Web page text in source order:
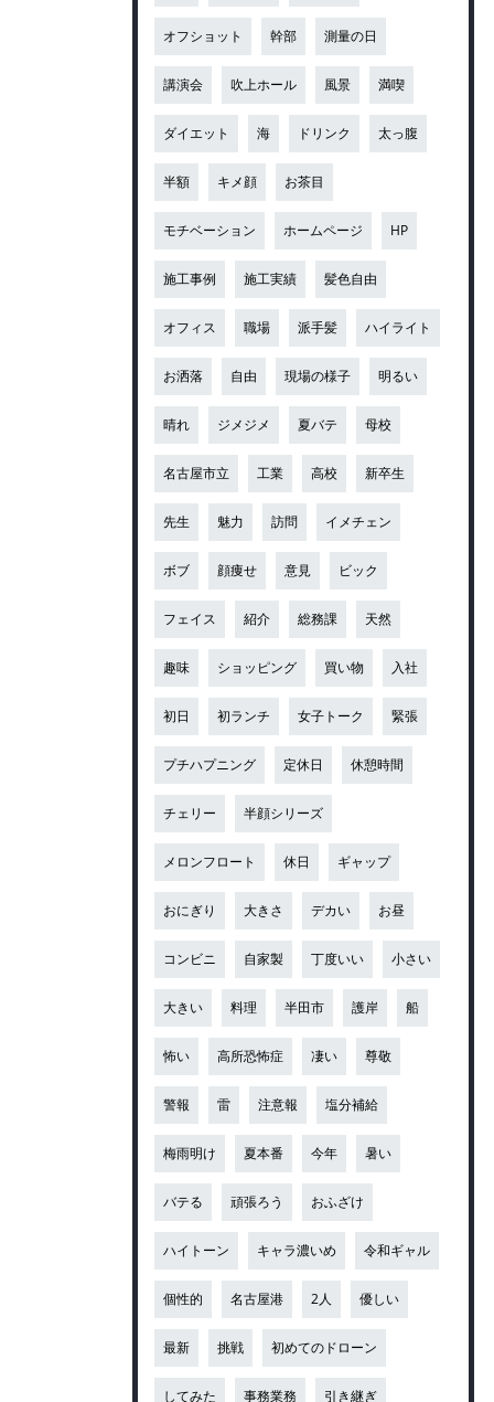
オフショット 幹部 測量の日
講演会 吹上ホール 風景 満喫
ダイエット 海 ドリンク 太っ腹
半額 キメ顔 お茶目
モチベーション ホームページ HP
施工事例 施工実績 髪色自由
オフィス 職場 派手髪 ハイライト
お洒落 自由 現場の様子 明るい
晴れ ジメジメ 夏バテ 母校
名古屋市立 工業 高校 新卒生
先生 魅力 訪問 イメチェン
ボブ 顔痩せ 意見 ビック
フェイス 紹介 総務課 天然
趣味 ショッピング 買い物 入社
初日 初ランチ 女子トーク 緊張
プチハプニング 定休日 休憩時間
チェリー 半顔シリーズ
メロンフロート 休日 ギャップ
おにぎり 大きさ デカい お昼
コンビニ 自家製 丁度いい 小さい
大きい 料理 半田市 護岸 船
怖い 高所恐怖症 凄い 尊敬
警報 雷 注意報 塩分補給
梅雨明け 夏本番 今年 暑い
バテる 頑張ろう おふざけ
ハイトーン キャラ濃いめ 令和ギャル
個性的 名古屋港 2人 優しい
最新 挑戦 初めてのドローン
してみた 事務業務 引き継ぎ